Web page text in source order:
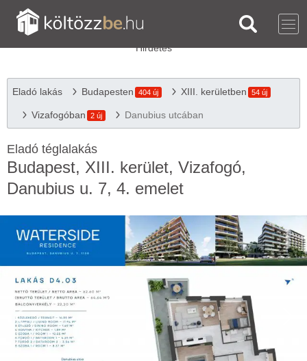
Eladó lakás Budapesten 404 új XIII. kerületben 54 új
Vizafogóban 2 új Danubius utcában
Eladó téglalakás
Budapest, XIII. kerület, Vizafogó,
Danubius u. 7, 4. emelet